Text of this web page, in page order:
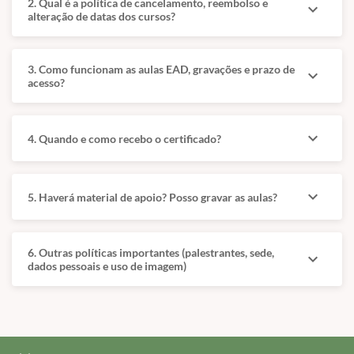
atendimento cardiológico felino.
O conteúdo foi estruturado para promover maior domínio
técnico, segurança no atendimento e maior assertividade
na tomada de decisões clínicas relacionadas às afecções
cardiovasculares em felinos.
O curso é direcionado a médicos-veterinários que
buscam atualização contínua, aprimoramento profissional
às práticas atuais da medicina veterinária.
medicina veterinária.
Este curso online foi desenvolvido para apoiar a atuação
cardiológico de felinos.
2. Qual é a política de cancelamento, reembolso e
alteração de datas dos cursos?
expand_more
3. Como funcionam as aulas EAD, gravações e prazo de
acesso?
expand_more
4. Quando e como recebo o certificado? expand_more
5. Haverá material de apoio? Posso gravar as aulas? expand_more
6. Outras políticas importantes (palestrantes, sede,
dados pessoais e uso de imagem)
expand_more